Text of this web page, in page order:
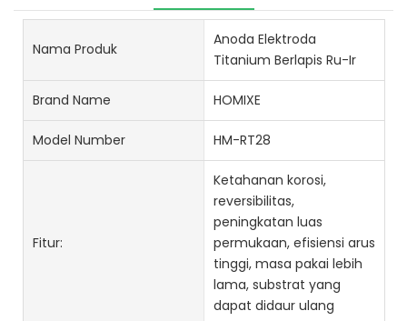
Nama Produk
Anoda Elektroda
Titanium Berlapis Ru-Ir
Brand Name HOMIXE
Model Number HM-RT28
Fitur:
Ketahanan korosi,
reversibilitas,
peningkatan luas
permukaan, efisiensi arus
tinggi, masa pakai lebih
lama, substrat yang
dapat didaur ulang